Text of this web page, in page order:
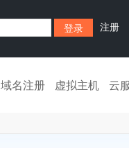
注册
域名注册 虚拟主机 云